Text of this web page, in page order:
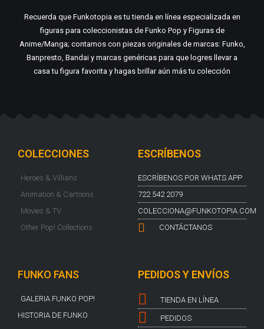
Recuerda que Funkotopia es tu tienda en línea especializada en
figuras para coleccionistas de Funko Pop y Figuras de
Anime/Manga; contamos con piezas originales de marcas: Funko,
Banpresto, Bandai y marcas genéricas para que logres llevar a
casa tu figura favorita y hagas brillar aún más tu colección
COLECCIONES
Heroes & Villians
Animation & Cartoons
Movies & TV
Other Pop! Collections
ESCRÍBENOS
ESCRÍBENOS POR WHATS APP
722 542 2079
COLECCIONA@FUNKOTOPIA.COM
CONTÁCTANOS
FUNKO FANS
GALERIA FUNKO POP!
HISTORIA DE FUNKO
PEDIDOS Y ENVÍOS
TIENDA EN LÍNEA
PEDIDOS